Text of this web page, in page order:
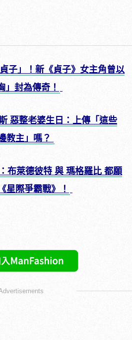
子」！新《貞子》女主角曾以
」封為傳奇！
惡整老婆生日：上傳「這些
教主」嗎？
布萊德彼特 與 瑪格羅比 都願
星際爭霸戰》！